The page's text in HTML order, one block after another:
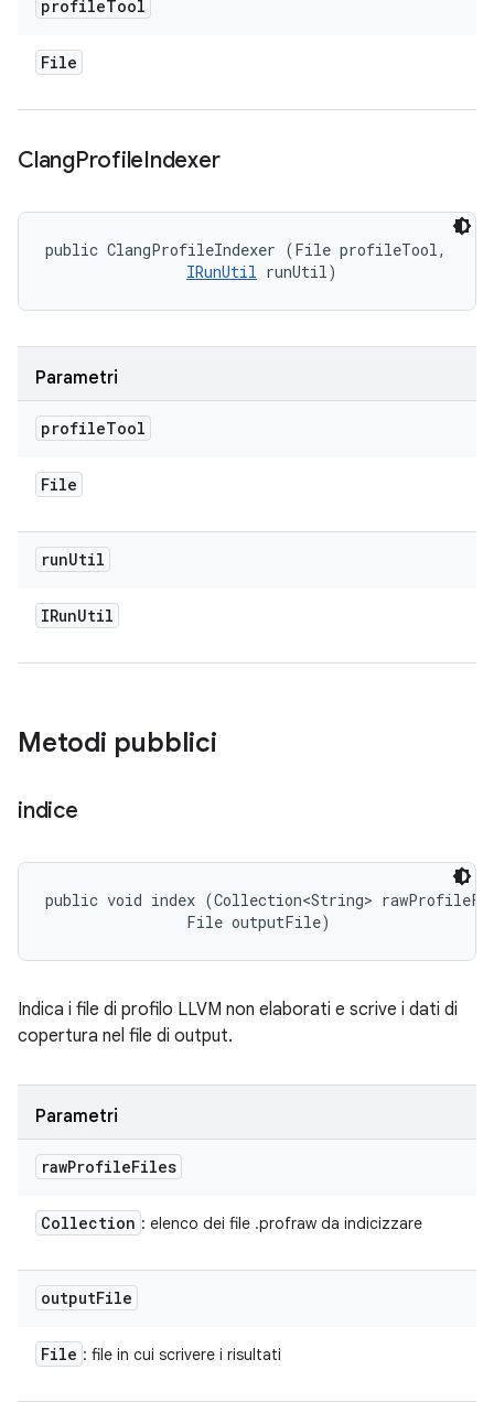
profileTool
File
ClangProfileIndexer
public ClangProfileIndexer (File profileTool,
IRunUtil runUtil)
Parametri
profileTool
File
runUtil
IRunUtil
Metodi pubblici
indice
public void index (Collection<String>
                File outputFile)
Indica i file di profilo LLVM non elaborati e scrive i dati di
copertura nel file di output.
Parametri
rawProfileFiles
Collection : elenco dei file .profraw da indicizzare
outputFile
File : file in cui scrivere i risultati